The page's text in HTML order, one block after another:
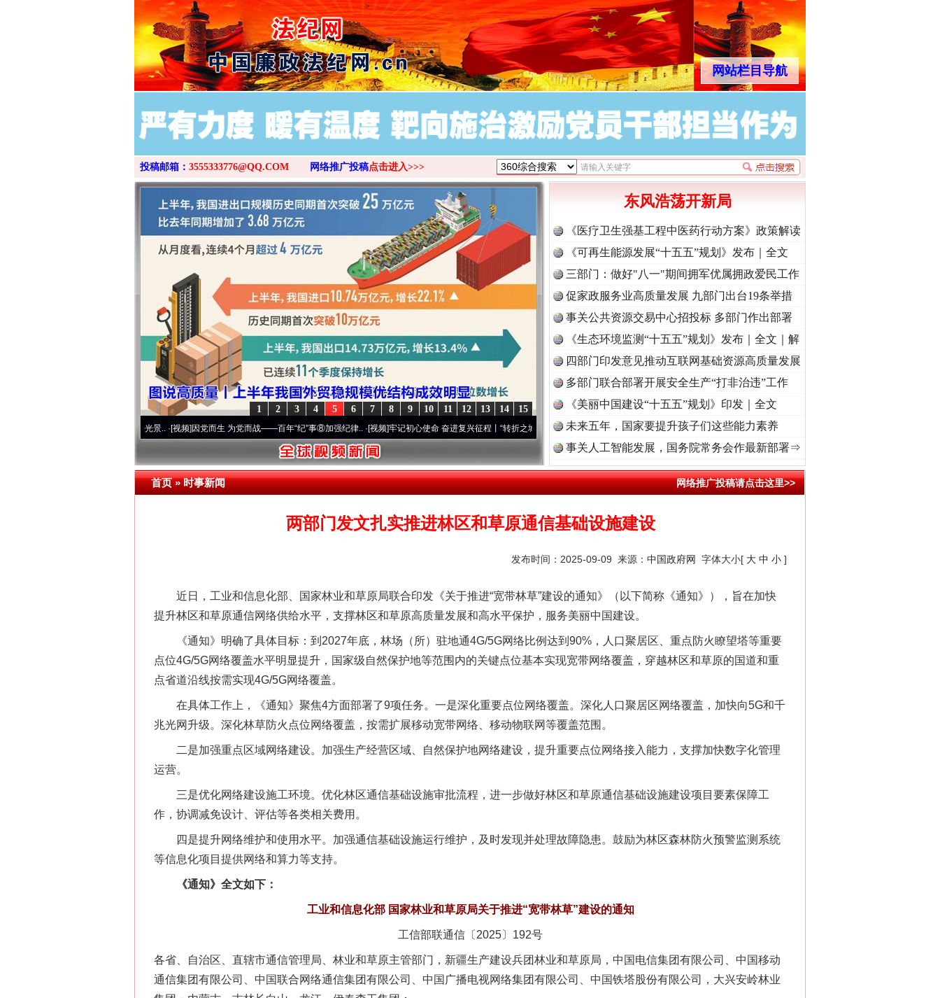
>
网站栏目导航
投稿邮箱： 3555333776@QQ.COM 网络推广投稿点击进入>>>
15
14
13
12
11
10
9
8
7
6
5
4
3
2
1
·[视频]因党而生 为党而战——百年“纪”事⑧加强纪律..·[视频]牢记初心使命 奋进复兴征程丨“转折之城”激荡..·[视频] 牢记初心使命 奋进复兴征程丨红船起航处 潮起..·[视频]一首歌的时间，读懂乐至的“诗与远方”
东风浩荡开新局
《医疗卫生强基工程中医药行动方案》政策解读
《可再生能源发展“十五五”规划》发布｜全文
三部门：做好"八一"期间拥军优属拥政爱民工作
促家政服务业高质量发展 九部门出台19条举措
事关公共资源交易中心招投标 多部门作出部署
《生态环境监测“十五五”规划》发布｜全文｜解
读
四部门印发意见推动互联网基础资源高质量发展
多部门联合部署开展安全生产“打非治违”工作
《美丽中国建设“十五五”规划》印发｜全文
未来五年，国家要提升孩子们这些能力素养
事关人工智能发展，国务院常务会作最新部署⇒
首页»时事新闻 网络推广投稿请点击这里>>
两部门发文扎实推进林区和草原通信基础设施建设
发布时间：2025-09-09 来源： 中国政府网 字体大小[ 大 中 小 ]
近日，工业和信息化部、国家林业和草原局联合印发《关于推进“宽带林草”建设的通知》（以下简称《通知》），旨在加快
提升林区和草原通信网络供给水平，支撑林区和草原高质量发展和高水平保护，服务美丽中国建设。
《通知》明确了具体目标：到2027年底，林场（所）驻地通4G/5G网络比例达到90%，人口聚居区、重点防火瞭望塔等重要
点位4G/5G网络覆盖水平明显提升，国家级自然保护地等范围内的关键点位基本实现宽带网络覆盖，穿越林区和草原的国道和重
点省道沿线按需实现4G/5G网络覆盖。
在具体工作上，《通知》聚焦4方面部署了9项任务。一是深化重要点位网络覆盖。深化人口聚居区网络覆盖，加快向5G和千
兆光网升级。深化林草防火点位网络覆盖，按需扩展移动宽带网络、移动物联网等覆盖范围。
二是加强重点区域网络建设。加强生产经营区域、自然保护地网络建设，提升重要点位网络接入能力，支撑加快数字化管理
运营。
三是优化网络建设施工环境。优化林区通信基础设施审批流程，进一步做好林区和草原通信基础设施建设项目要素保障工
作，协调减免设计、评估等各类相关费用。
四是提升网络维护和使用水平。加强通信基础设施运行维护，及时发现并处理故障隐患。鼓励为林区森林防火预警监测系统
等信息化项目提供网络和算力等支持。
《通知》全文如下：
工业和信息化部 国家林业和草原局关于推进“宽带林草”建设的通知
工信部联通信〔2025〕192号
各省、自治区、直辖市通信管理局、林业和草原主管部门，新疆生产建设兵团林业和草原局，中国电信集团有限公司、中国移动
通信集团有限公司、中国联合网络通信集团有限公司、中国广播电视网络集团有限公司、中国铁塔股份有限公司，大兴安岭林业